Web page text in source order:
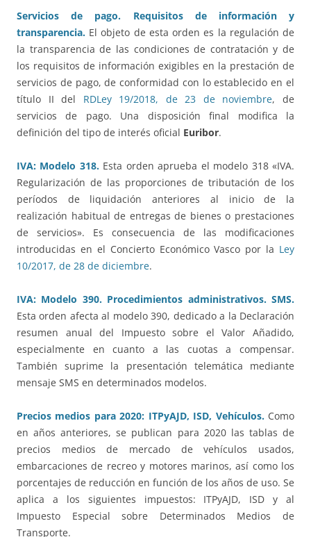
Servicios de pago. Requisitos de información y
transparencia. El objeto de esta orden es la regulación de
la transparencia de las condiciones de contratación y de
los requisitos de información exigibles en la prestación de
servicios de pago, de conformidad con lo establecido en el
título II del RDLey 19/2018, de 23 de noviembre, de
servicios de pago. Una disposición final modifica la
definición del tipo de interés oficial Euribor.
IVA: Modelo 318.Esta orden aprueba el modelo 318 «IVA.
Regularización de las proporciones de tributación de los
períodos de liquidación anteriores al inicio de la
realización habitual de entregas de bienes o prestaciones
de servicios». Es consecuencia de las modificaciones
introducidas en el Concierto Económico Vasco por la Ley
10/2017, de 28 de diciembre.
IVA: Modelo 390. Procedimientos administrativos. SMS.
Esta orden afecta al modelo 390, dedicado a la Declaración
resumen anual del Impuesto sobre el Valor Añadido,
especialmente en cuanto a las cuotas a compensar.
También suprime la presentación telemática mediante
mensaje SMS en determinados modelos.
Precios medios para 2020: ITPyAJD, ISD, Vehículos.Como
en años anteriores, se publican para 2020 las tablas de
precios medios de mercado de vehículos usados,
embarcaciones de recreo y motores marinos, así como los
porcentajes de reducción en función de los años de uso. Se
aplica a los siguientes impuestos: ITPyAJD, ISD y al
Impuesto Especial sobre Determinados Medios de
Transporte.